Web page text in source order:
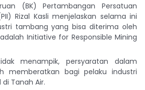
(BK) Pertambangan Persatuan
Rizal Kasli menjelaskan selama ini
tambang yang bisa diterima oleh
Initiative for Responsible Mining
menampik, persyaratan dalam
memberatkan bagi pelaku industri
Tanah Air.